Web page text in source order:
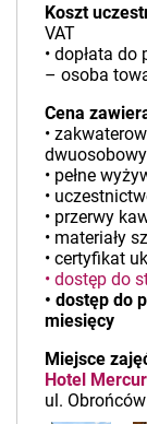
Koszt
VAT
• dopłata
– osoba
Cena
•
• pełne
•
• przerwy
• materiały
• certyfikat
• dostęp do
• dostęp do
miesięcy
Miejsce
Hotel
ul.